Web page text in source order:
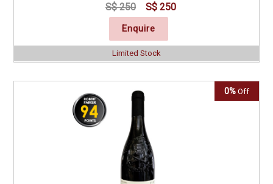
S$ 250 S$ 250
Enquire
Limited Stock
0% Off